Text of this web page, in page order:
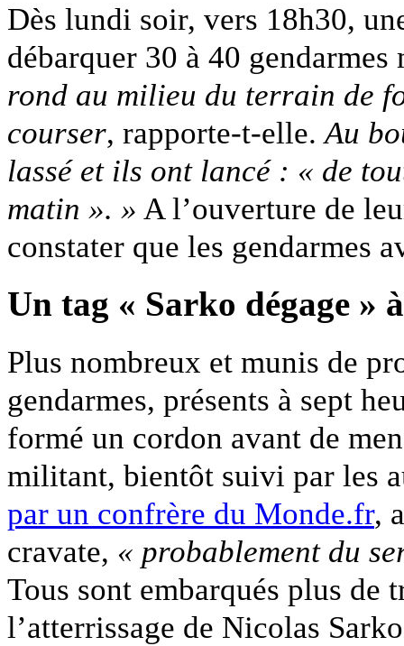
Dès lundi soir, vers 18h30,
débarquer 30 à 40
rond au milieu du terrain de
courser, rapporte-t-elle.Au
lassé et ils ont lancé : « de
matin ». » A l’ouverture de
constater que les gendarmes
Un tag « Sarko dégage »
Plus nombreux et munis de
gendarmes, présents à sept
formé un cordon avant de
militant, bientôt suivi par les
par un confrère du Monde.fr,
cravate, « probablement du
Tous sont embarqués plus de
l’atterrissage de Nicolas